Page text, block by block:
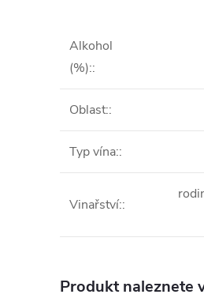
Alkohol
(%)::
Oblast::
Typ vína::
Vinařství::
Produkt naleznete